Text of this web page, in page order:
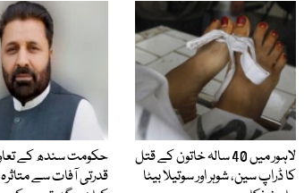
لاہور میں 40 سالہ خاتون کے قتل
کا ڈراپ سین، شوہر اور سوتیلا بیٹا
حکومت سندھ کے
قدرتی آفات سے متاثرہ